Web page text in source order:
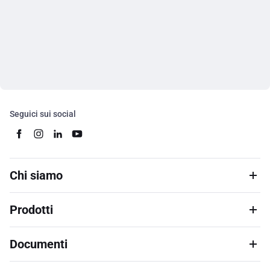
Seguici sui social
Chi siamo
Prodotti
Documenti